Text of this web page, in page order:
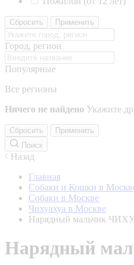
Сбросить Применить
Город, регион
Популярные
Все регионы
Ничего не найдено Укажите
Сбросить
Применить
Поиск
Назад
Главная
Собаки и Кошки в
Собаки в Москве
Чихуахуа в Москве
Нарядный мальчик
Нарядный